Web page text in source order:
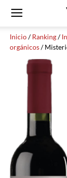
Inicio/Ranking/
orgánicos/